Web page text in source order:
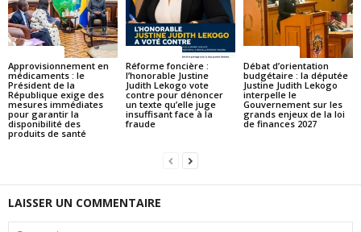
Approvisionnement en
médicaments : le
Président de la
République exige des
mesures immédiates
pour garantir la
disponibilité des
produits de santé
Réforme foncière :
l’honorable Justine
Judith Lekogo vote
contre pour dénoncer
un texte qu’elle juge
insuffisant face à la
fraude
Débat d’orientation
budgétaire : la députée
Justine Judith Lekogo
interpelle le
Gouvernement sur les
grands enjeux de la loi
de finances 2027
LAISSER UN COMMENTAIRE